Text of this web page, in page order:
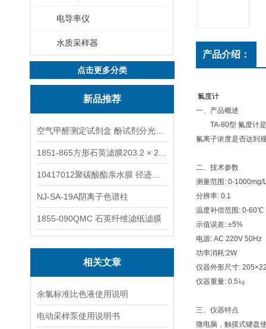
电导率仪
水质采样器
点击更多分类
新品推荐
NJ-SA-19A阴离子色谱柱
1855-090QMC 石英纤维滤纸滤膜
相关文章
余氯标准比色液使用说明
电动采样泵使用说明书
产品介绍：
氟度计
一、产品概述
TA-80型 氟度计是
氟离子浓度是否达到
二、技术参数
测量范围: 0-1000mg/
分辨率: 0.1
温度补偿范围: 0-60℃
示值误差: ±5%
电源: AC 220V 50Hz
功率消耗:2W
仪器外形尺寸:
仪器重量: 0.5㎏
三、仪器特点
微电脑，触摸式键盘